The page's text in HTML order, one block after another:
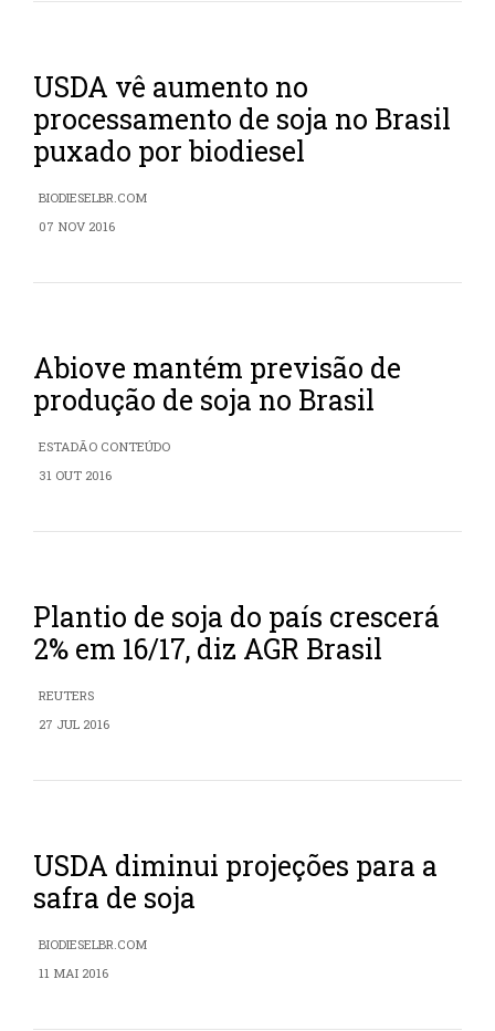
USDA vê aumento no
processamento de soja no Brasil
puxado por biodiesel
BIODIESELBR.COM
07 NOV 2016
Abiove mantém previsão de
produção de soja no Brasil
ESTADÃO CONTEÚDO
31 OUT 2016
Plantio de soja do país crescerá
2% em 16/17, diz AGR Brasil
REUTERS
27 JUL 2016
USDA diminui projeções para a
safra de soja
BIODIESELBR.COM
11 MAI 2016